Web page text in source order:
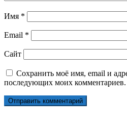
Имя *
Email *
Сайт
Сохранить моё имя, email и
последующих моих комментариев.